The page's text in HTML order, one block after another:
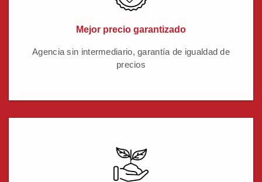
Mejor precio garantizado
Agencia sin intermediario, garantía de igualdad de
precios